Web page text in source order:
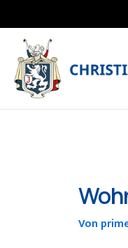
Inhalt
springen
Von